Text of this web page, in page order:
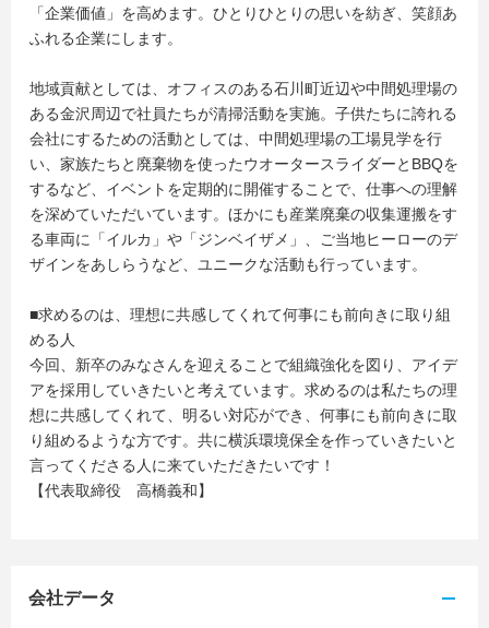
「企業価値」を高めます。ひとりひとりの思いを紡ぎ、笑顔あ
ふれる企業にします。
地域貢献としては、オフィスのある石川町近辺や中間処理場の
ある金沢周辺で社員たちが清掃活動を実施。子供たちに誇れる
会社にするための活動としては、中間処理場の工場見学を行
い、家族たちと廃棄物を使ったウオータースライダーとBBQを
するなど、イベントを定期的に開催することで、仕事への理解
を深めていただいています。ほかにも産業廃棄の収集運搬をす
る車両に「イルカ」や「ジンベイザメ」、ご当地ヒーローのデ
ザインをあしらうなど、ユニークな活動も行っています。
■求めるのは、理想に共感してくれて何事にも前向きに取り組
める人
今回、新卒のみなさんを迎えることで組織強化を図り、アイデ
アを採用していきたいと考えています。求めるのは私たちの理
想に共感してくれて、明るい対応ができ、何事にも前向きに取
り組めるような方です。共に横浜環境保全を作っていきたいと
言ってくださる人に来ていただきたいです！
【代表取締役 高橋義和】
会社データ